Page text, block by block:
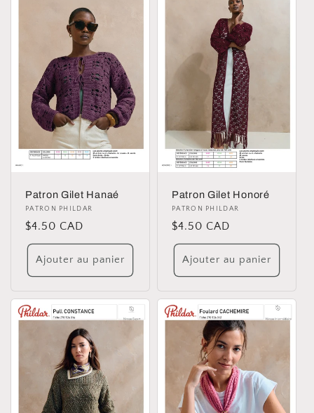
Patron Gilet Hanaé
Distributeur :
PATRON PHILDAR
Prix
habituel
$4.50 CAD
Ajouter au panier
Patron Gilet Honoré
Distributeur :
PATRON PHILDAR
Prix
habituel
$4.50 CAD
Ajouter au panier